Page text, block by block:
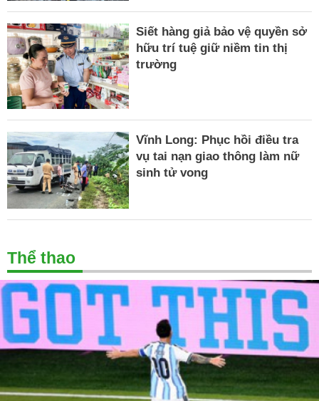
Siết hàng giả bảo vệ quyền sở
hữu trí tuệ giữ niềm tin thị
trường
Vĩnh Long: Phục hồi điều tra
vụ tai nạn giao thông làm nữ
sinh tử vong
Thể thao